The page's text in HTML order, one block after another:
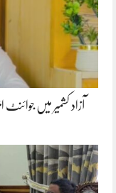
آزاد کشمیر میں